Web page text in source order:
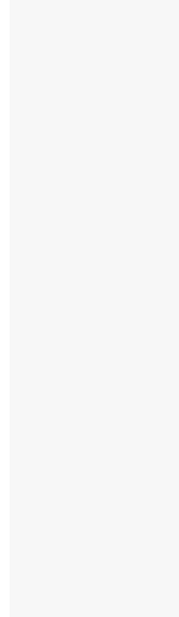
Merajut Empati
Muhammadiyah
Sebanyak 84
Khusu (PK)
Kampung
kepedulian
kegiatan ini
Boyolali selama
Kepala SD
kegiatan
memberikan
"Harapan kami
melainkan